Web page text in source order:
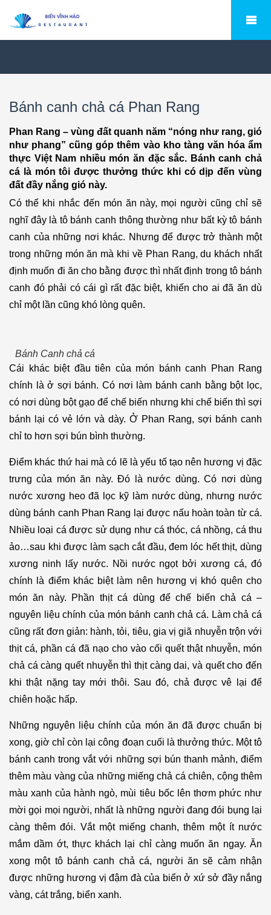
Bánh canh chả cá Phan Rang
Phan Rang – vùng đất quanh năm “nóng như rang, gió
như phang” cũng góp thêm vào kho tàng văn hóa ẩm
thực Việt Nam nhiều món ăn đặc sắc. Bánh canh chả
cá là món tôi được thưởng thức khi có dịp đến vùng
đất đầy nắng gió này.
Có thể khi nhắc đến món ăn này, mọi người cũng chỉ sẽ
nghĩ đây là tô bánh canh thông thường như bất kỳ tô bánh
canh của những nơi khác. Nhưng để được trở thành một
trong những món ăn mà khi về Phan Rang, du khách nhất
định muốn đi ăn cho bằng được thì nhất định trong tô bánh
canh đó phải có cái gì rất đặc biệt, khiến cho ai đã ăn dù
chỉ một lần cũng khó lòng quên.
Bánh Canh chả cá
Cái khác biệt đầu tiên của món bánh canh Phan Rang
chính là ở sợi bánh. Có nơi làm bánh canh bằng bột lọc,
có nơi dùng bột gạo để chế biến nhưng khi chế biến thì sợi
bánh lại có vẻ lớn và dày. Ở Phan Rang, sợi bánh canh
chỉ to hơn sợi bún bình thường.
Điểm khác thứ hai mà có lẽ là yếu tố tạo nên hương vị đặc
trưng của món ăn này. Đó là nước dùng. Có nơi dùng
nước xương heo đã lọc kỹ làm nước dùng, nhưng nước
dùng bánh canh Phan Rang lại được nấu hoàn toàn từ cá.
Nhiều loại cá được sử dụng như cá thóc, cá nhồng, cá thu
ảo…sau khi được làm sạch cắt đầu, đem lóc hết thịt, dùng
xương ninh lấy nước. Nồi nước ngọt bởi xương cá, đó
chính là điểm khác biệt làm nên hương vị khó quên cho
món ăn này. Phần thịt cá dùng để chế biến chả cá –
nguyên liệu chính của món bánh canh chả cá. Làm chả cá
cũng rất đơn giản: hành, tỏi, tiêu, gia vị giã nhuyễn trộn với
thịt cá, phần cá đã nạo cho vào cối quết thật nhuyễn, món
chả cá càng quết nhuyễn thì thịt càng dai, và quết cho đến
khi thật nặng tay mới thôi. Sau đó, chả được vê lại để
chiên hoặc hấp.
Những nguyên liệu chính của món ăn đã được chuẩn bị
xong, giờ chỉ còn lại công đoạn cuối là thưởng thức. Một tô
bánh canh trong vắt với những sợi bún thanh mảnh, điểm
thêm màu vàng của những miếng chả cá chiên, cộng thêm
màu xanh của hành ngò, mùi tiêu bốc lên thơm phức như
mời gọi mọi người, nhất là những người đang đói bụng lại
càng thêm đói. Vắt một miếng chanh, thêm một ít nước
mắm dầm ớt, thực khách lại chỉ càng muốn ăn ngay. Ăn
xong một tô bánh canh chả cá, người ăn sẽ cảm nhận
được những hương vị đậm đà của biển ở xứ sở đầy nắng
vàng, cát trắng, biển xanh.